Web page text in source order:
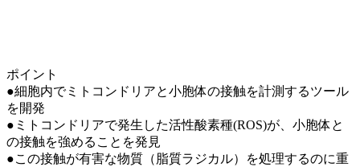
ポイント
●細胞内でミトコンドリアと小胞体の接触を計測するツール
を開発
●ミトコンドリアで発生した活性酸素種(ROS)が、小胞体と
の接触を強めることを発見
●この接触が有害な物質（脂質ラジカル）を処理するのに重